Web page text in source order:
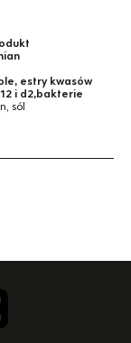
estry kwasów
i d2,bakterie
sól